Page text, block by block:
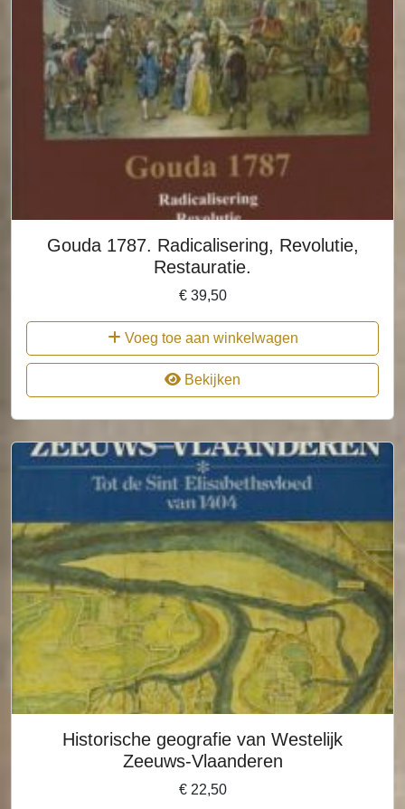
Gouda 1787. Radicalisering, Revolutie,
Restauratie.
€39,50
Voeg toe aan winkelwagen
Bekijken
Historische geografie van Westelijk
Zeeuws-Vlaanderen
€22,50